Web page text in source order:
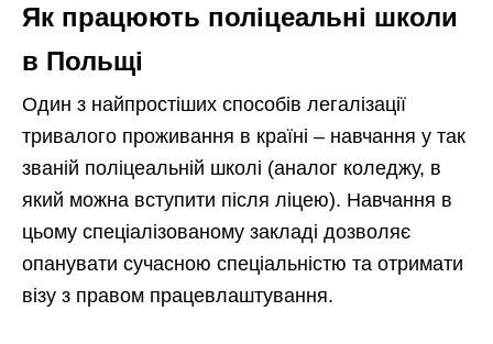
Як працюють поліцеальні школи
в Польщі
Один з найпростіших способів легалізації
тривалого проживання в країні – навчання у так
званій поліцеальній школі (аналог коледжу, в
який можна вступити після ліцею). Навчання в
цьому спеціалізованому закладі дозволяє
опанувати сучасною спеціальністю та отримати
візу з правом працевлаштування.